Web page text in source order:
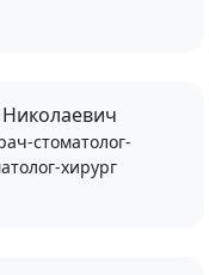
стоматолог-
хирург